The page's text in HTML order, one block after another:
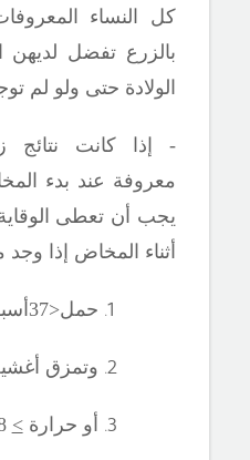
كل النساء
بالزرع تفضل لديهن
الولادة حتى ولو لم
- إذا كانت نتائج
معروفة عند بدء
يجب أن تعطى
أثناء المخاض إذا وجد
حمل<37أسبوعا
وتمزق
أو حرارة> 38م .